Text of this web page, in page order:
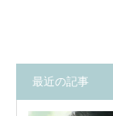
最近の記事